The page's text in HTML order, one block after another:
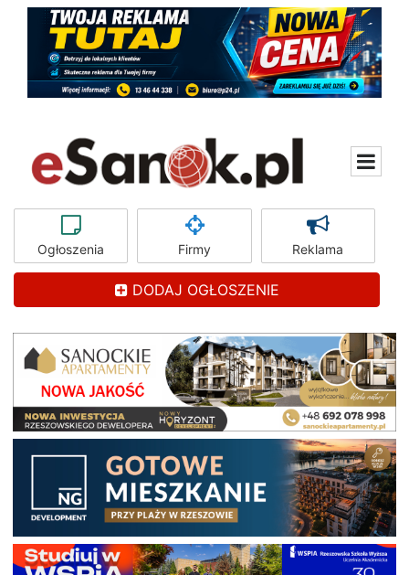
Ogłoszenia Firmy Reklama
DODAJ OGŁOSZENIE